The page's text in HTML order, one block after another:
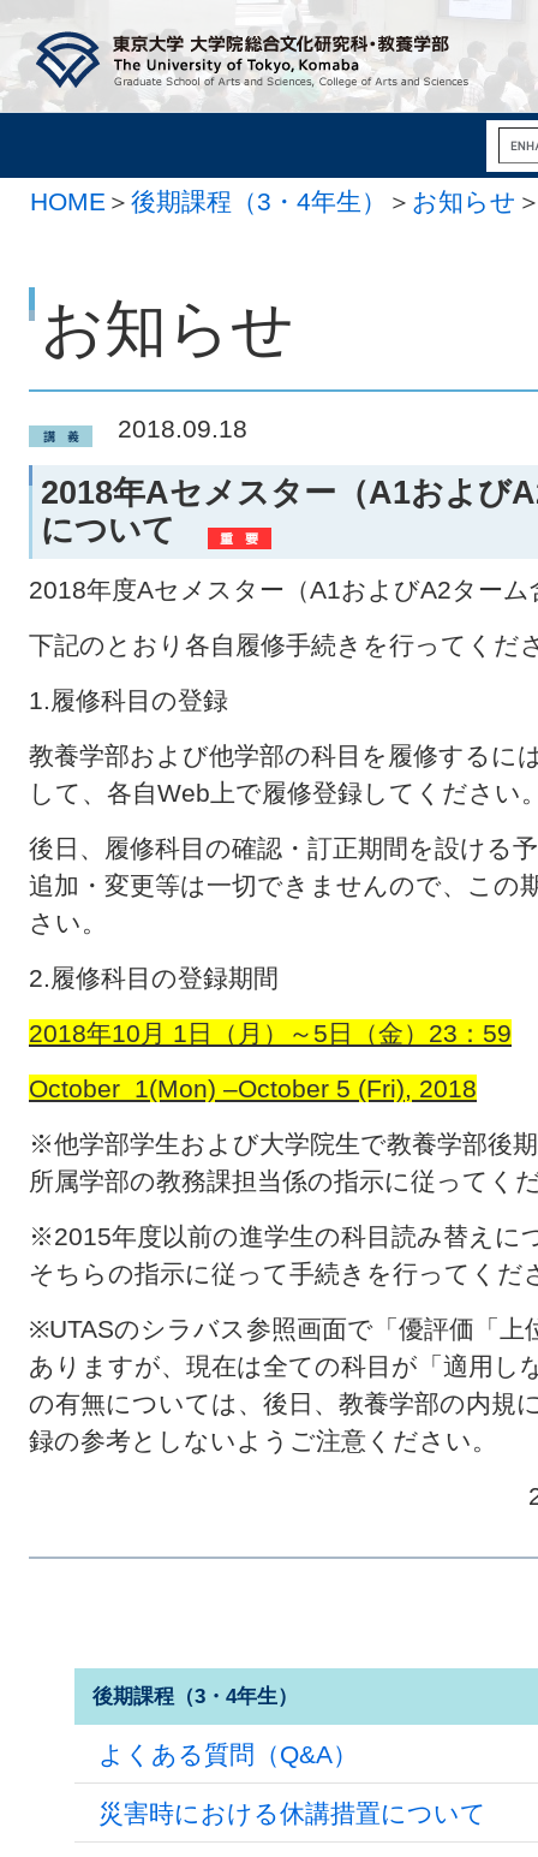
HOME ＞ 後期課程（3・4年生） ＞ お知らせ
お知らせ
2018.09.18
2018年Aセメスター（A1および
について
2018年度Aセメスター（A1およびA2ター
下記のとおり各自履修手続きを行ってくだ
1.履修科目の登録
教養学部および他学部の科目を履修するに
して、各自Web上で履修登録してください
後日、履修科目の確認・訂正期間を設ける
追加・変更等は一切できませんので、この
さい。
2.履修科目の登録期間
2018年10 月 1 日（月）～ 5 日（金）23：59
October 1(Mon) –October 5 (Fri), 2018
※他学部学生および大学院生で教養学部後
所属学部の教務課担当係の指示に従ってく
※2015年度以前の進学生の科目読み替えに
そちらの指示に従って手続きを行ってくだ
※UTASのシラバス参照画面で「優評価「上
ありますが、現在は全ての科目が「適用し
の有無については、後日、教養学部の内規
録の参考としないようご注意ください。
後期課程（3・4年生）
よくある質問（Q&A）
災害時における休講措置について